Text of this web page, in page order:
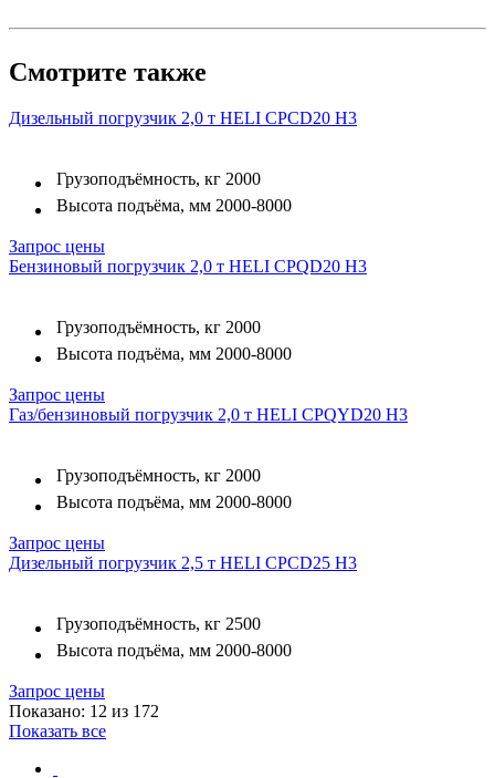
Смотрите также
Дизельный погрузчик 2,0 т HELI CPCD20 H3
Грузоподъёмность, кг 2000
Высота подъёма, мм 2000-8000
Запрос цены
Бензиновый погрузчик 2,0 т HELI CPQD20 H3
Грузоподъёмность, кг 2000
Высота подъёма, мм 2000-8000
Запрос цены
Газ/бензиновый погрузчик 2,0 т HELI CPQYD20 H3
Грузоподъёмность, кг 2000
Высота подъёма, мм 2000-8000
Запрос цены
Дизельный погрузчик 2,5 т HELI CPCD25 H3
Грузоподъёмность, кг 2500
Высота подъёма, мм 2000-8000
Запрос цены
Показано: 12 из 172
Показать все